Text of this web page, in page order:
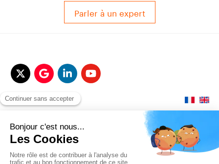
Parler à un expert
© 2017-2025 QUALITAIR&SEA Dimotrans Group. Tout droits réservés.